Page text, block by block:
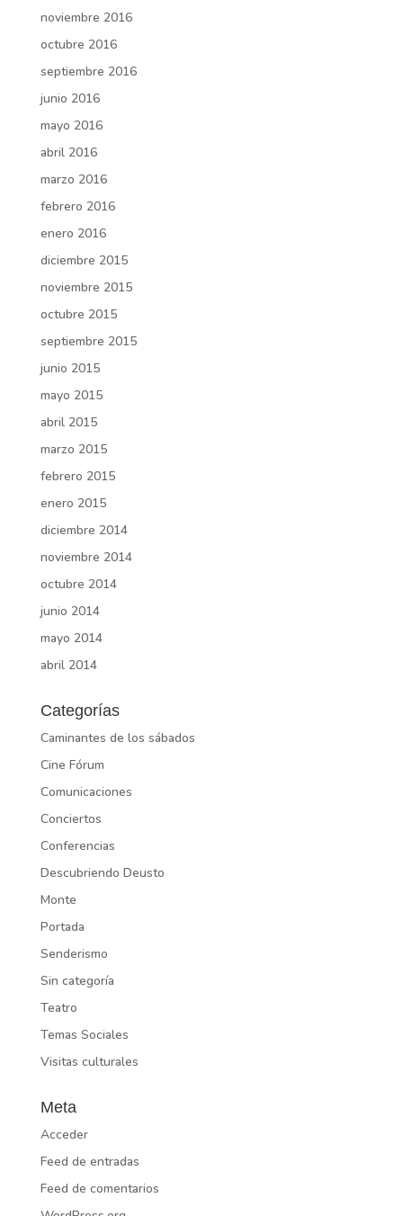
noviembre 2016
octubre 2016
septiembre 2016
junio 2016
mayo 2016
abril 2016
marzo 2016
febrero 2016
enero 2016
diciembre 2015
noviembre 2015
octubre 2015
septiembre 2015
junio 2015
mayo 2015
abril 2015
marzo 2015
febrero 2015
enero 2015
diciembre 2014
noviembre 2014
octubre 2014
junio 2014
mayo 2014
abril 2014
Categorías
Caminantes de los sábados
Cine Fórum
Comunicaciones
Conciertos
Conferencias
Descubriendo Deusto
Monte
Portada
Senderismo
Sin categoría
Teatro
Temas Sociales
Visitas culturales
Meta
Acceder
Feed de entradas
Feed de comentarios